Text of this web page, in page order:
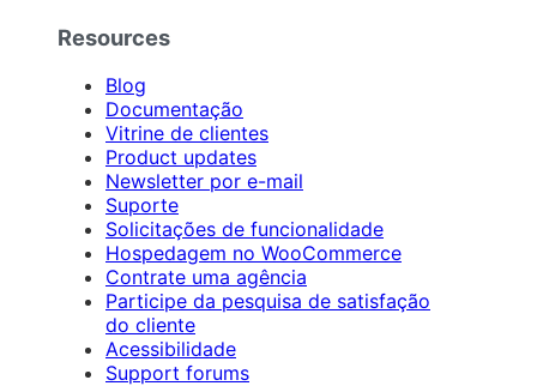
Resources
Blog
Documentação
Vitrine de clientes
Product updates
Newsletter por e-mail
Suporte
Solicitações de funcionalidade
Hospedagem no WooCommerce
Contrate uma agência
Participe da pesquisa de satisfação
do cliente
Acessibilidade
Support forums